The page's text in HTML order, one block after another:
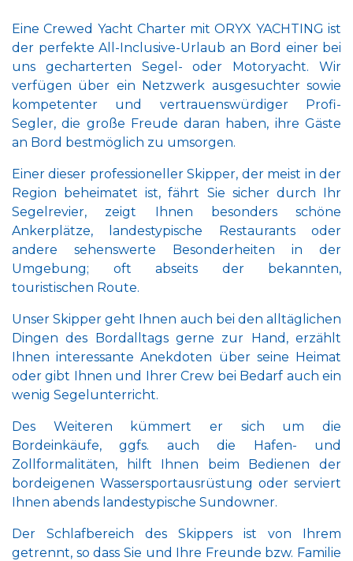
Eine Crewed Yacht Charter mit ORYX YACHTING ist
der perfekte All-Inclusive-Urlaub an Bord einer bei
uns gecharterten Segel- oder Motoryacht. Wir
verfügen über ein Netzwerk ausgesuchter sowie
kompetenter und vertrauenswürdiger Profi-
Segler, die große Freude daran haben, ihre Gäste
an Bord bestmöglich zu umsorgen.
Einer dieser professioneller Skipper, der meist in der
Region beheimatet ist, fährt Sie sicher durch Ihr
Segelrevier, zeigt Ihnen besonders schöne
Ankerplätze, landestypische Restaurants oder
andere sehenswerte Besonderheiten in der
Umgebung; oft abseits der bekannten,
touristischen Route.
Unser Skipper geht Ihnen auch bei den alltäglichen
Dingen des Bordalltags gerne zur Hand, erzählt
Ihnen interessante Anekdoten über seine Heimat
oder gibt Ihnen und Ihrer Crew bei Bedarf auch ein
wenig Segelunterricht.
Des Weiteren kümmert er sich um die
Bordeinkäufe, ggfs. auch die Hafen- und
Zollformalitäten, hilft Ihnen beim Bedienen der
bordeigenen Wassersportausrüstung oder serviert
Ihnen abends landestypische Sundowner.
Der Schlafbereich des Skippers ist von Ihrem
getrennt, so dass Sie und Ihre Freunde bzw. Familie